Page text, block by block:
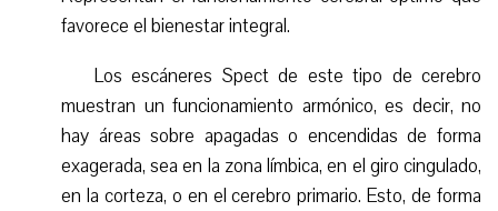
favorece el bienestar integral.
Los escáneres Spect de este tipo de cerebro
muestran un funcionamiento armónico, es decir, no
hay áreas sobre apagadas o encendidas de forma
exagerada, sea en la zona límbica, en el giro cingulado,
en la corteza, o en el cerebro primario. Esto, de forma